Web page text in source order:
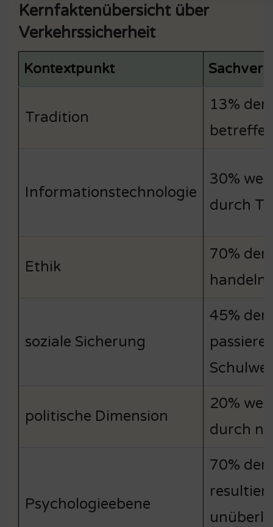
Kernfaktenübersicht über
Verkehrssicherheit
Kontextpunkt
Tradition
13%
Informationstechnologie
30%
durch
Ethik
70% der
handeln
soziale Sicherung
45% der
politische Dimension
20%
durch
Psychologieebene
70% der